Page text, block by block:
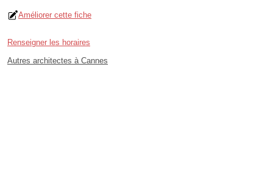
Améliorer cette fiche
Renseigner les horaires
Autres architectes à Cannes